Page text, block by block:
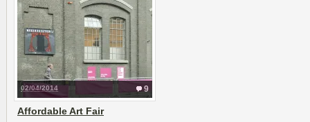
9
02/04/2014
Affordable Art Fair